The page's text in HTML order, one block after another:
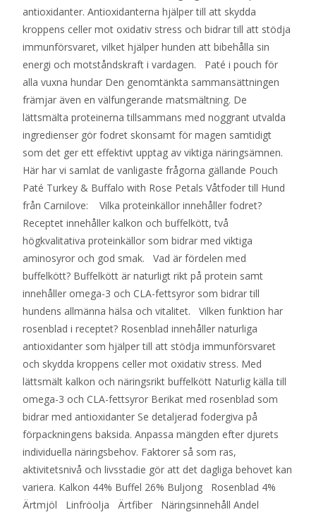
antioxidanter. Antioxidanterna hjälper till att skydda
kroppens celler mot oxidativ stress och bidrar till att stödja
immunförsvaret, vilket hjälper hunden att bibehålla sin
energi och motståndskraft i vardagen. Paté i pouch för
alla vuxna hundar Den genomtänkta sammansättningen
främjar även en välfungerande matsmältning. De
lättsmälta proteinerna tillsammans med noggrant utvalda
ingredienser gör fodret skonsamt för magen samtidigt
som det ger ett effektivt upptag av viktiga näringsämnen.
Här har vi samlat de vanligaste frågorna gällande Pouch
Paté Turkey & Buffalo with Rose Petals Våtfoder till Hund
från Carnilove: Vilka proteinkällor innehåller fodret?
Receptet innehåller kalkon och buffelkött, två
högkvalitativa proteinkällor som bidrar med viktiga
aminosyror och god smak. Vad är fördelen med
buffelkött? Buffelkött är naturligt rikt på protein samt
innehåller omega-3 och CLA-fettsyror som bidrar till
hundens allmänna hälsa och vitalitet. Vilken funktion har
rosenblad i receptet? Rosenblad innehåller naturliga
antioxidanter som hjälper till att stödja immunförsvaret
och skydda kroppens celler mot oxidativ stress. Med
lättsmält kalkon och näringsrikt buffelkött Naturlig källa till
omega-3 och CLA-fettsyror Berikat med rosenblad som
bidrar med antioxidanter Se detaljerad fodergiva på
förpackningens baksida. Anpassa mängden efter djurets
individuella näringsbehov. Faktorer så som ras,
aktivitetsnivå och livsstadie gör att det dagliga behovet kan
variera. Kalkon 44% Buffel 26% Buljong Rosenblad 4%
Ärtmjöl Linfröolja Ärtfiber Näringsinnehåll Andel